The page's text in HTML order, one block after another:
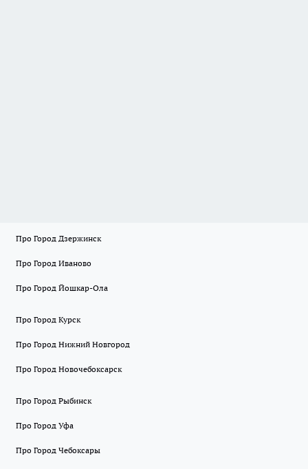
Про Город Дзержинск
Про Город Иваново
Про Город Йошкар-Ола
Про Город Курск
Про Город Нижний Новгород
Про Город Новочебоксарск
Про Город Рыбинск
Про Город Уфа
Про Город Чебоксары